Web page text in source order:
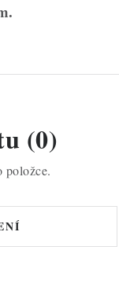
(0)
položce.